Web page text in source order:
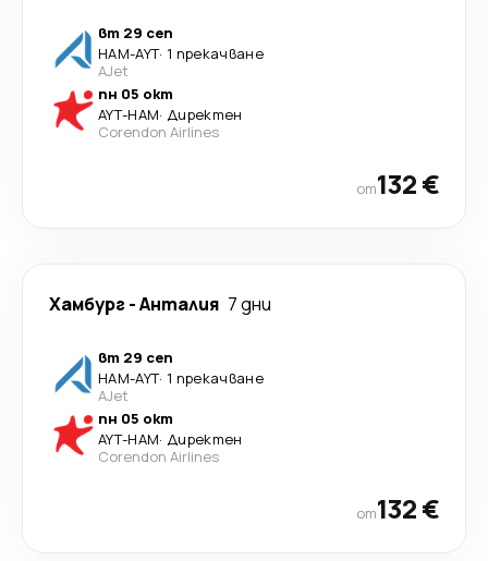
вт 29 сеп
HAM-AYT· 1 прекачване
AJet
пн 05 окт
AYT-HAM· Директен
Corendon Airlines
от132 €
Хамбург-Анталия 7 дни
вт 29 сеп
HAM-AYT· 1 прекачване
AJet
пн 05 окт
AYT-HAM· Директен
Corendon Airlines
от132 €